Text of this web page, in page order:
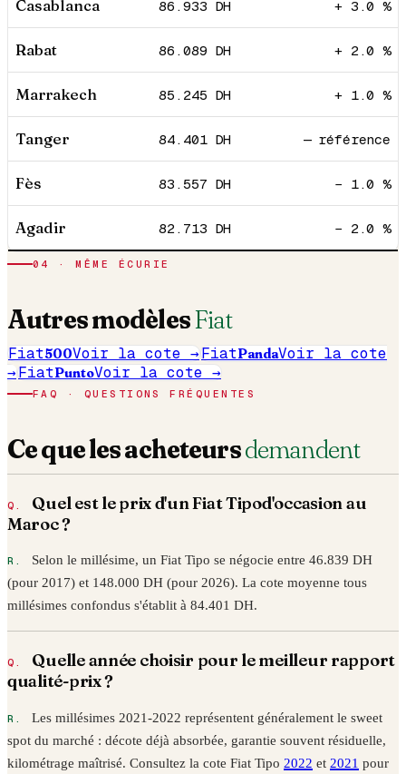
Casablanca 86.933 DH + 3.0 %
Rabat 86.089 DH + 2.0 %
Marrakech 85.245 DH + 1.0 %
Tanger 84.401DH — référence
Fès 83.557 DH − 1.0 %
Agadir 82.713 DH − 2.0 %
04 · MÊME ÉCURIE
Autres modèlesFiat
Fiat500Voir la cote →FiatPandaVoir la cote
→FiatPuntoVoir la cote →
FAQ · QUESTIONS FRÉQUENTES
Ce que les acheteursdemandent
Quel est le prix d'unFiatTipod'occasion au
Maroc ?
Selon le millésime, unFiat Tipo se négocie entre 46.839 DH
(pour 2017) et 148.000 DH (pour 2026). La cote moyenne tous
millésimes confondus s'établit à 84.401 DH.
Quelle année choisir pour le meilleur rapport
qualité-prix ?
Les millésimes 2021-2022 représentent généralement le sweet
spot du marché : décote déjà absorbée, garantie souvent résiduelle,
kilométrage maîtrisé. Consultez la cote Fiat Tipo 2022 et 2021 pour